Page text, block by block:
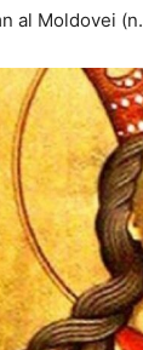
al Moldovei